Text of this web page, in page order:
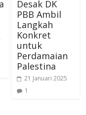
Desak DK
PBB Ambil
Langkah
Konkret
untuk
Perdamaian
Palestina
21 Januari 2025
1